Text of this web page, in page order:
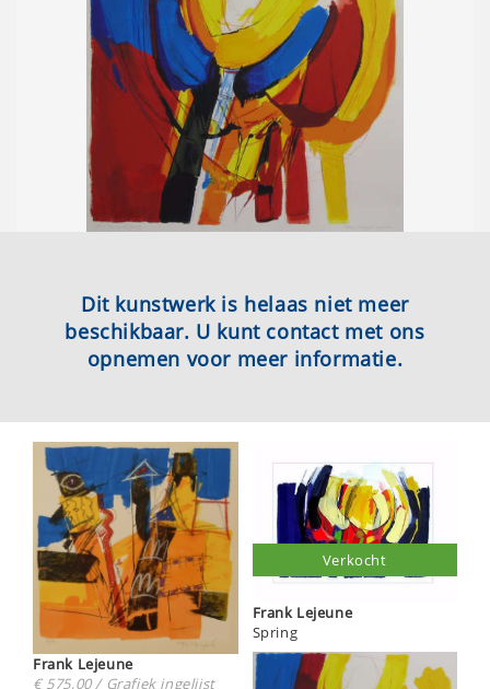
Dit kunstwerk is helaas niet meer
beschikbaar. U kunt contact met ons
opnemen voor meer informatie.
Frank Lejeune
€ 575,00 / Grafiek ingelijst
Frank Lejeune
Spring
Verkocht